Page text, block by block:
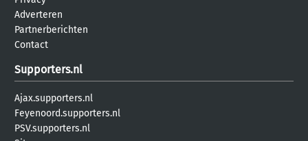
Adverteren
Partnerberichten
Contact
Supporters.nl
Ajax.supporters.nl
Feyenoord.supporters.nl
PSV.supporters.nl